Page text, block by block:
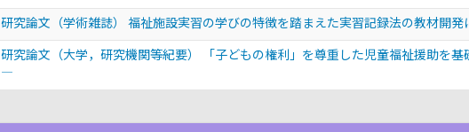
研究論文（学術雑誌） 福祉施設実習の学びの特徴を踏まえた実習記録法の教材開
研究論文（大学，研究機関等紀要） 「子どもの権利」を尊重した児童福祉援助を
―